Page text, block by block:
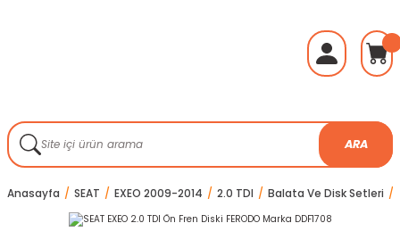
ARA
Anasayfa SEAT EXEO 2009-2014 2.0 TDI Balata Ve Disk Setleri